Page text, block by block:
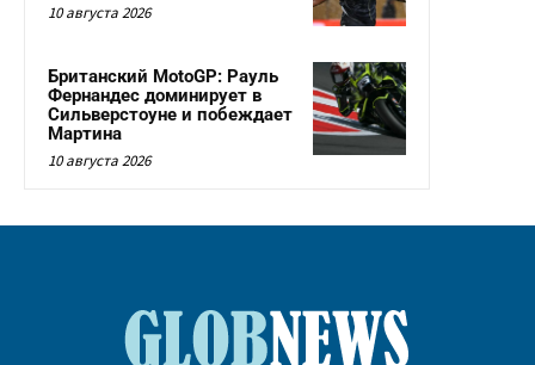
10 августа 2026
Британский MotoGP: Рауль
Фернандес доминирует в
Сильверстоуне и побеждает
Мартина
10 августа 2026